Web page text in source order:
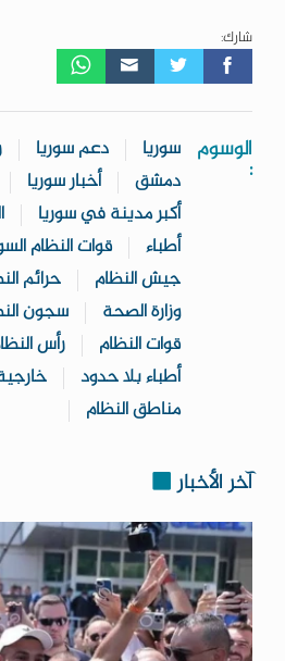
شارك:
الوسوم
:
سوريا دعم سوريا
دمشق
أخبار سوريا
أكبر مدينة في سوريا
أطباء
قوات النظام
جيش النظام
حرائم
وزارة الصحة
سجون
قوات النظام
رأس
أطباء بلا حدود
مناطق النظام
آخر الأخبار